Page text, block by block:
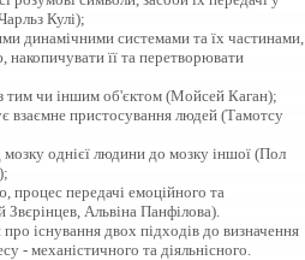
Кулі);
динамічними системами та їх частинами,
накопичувати її та перетворювати
тим чи іншим об'єктом (Мойсей Каган);
взаємне пристосування людей (Тамотсу
мозку однієї людини до мозку іншої (Пол
процес передачі емоційного та
Звєрінцев, Альвіна Панфілова).
існування двох підходів до визначення
- механістичного та діяльнісного.